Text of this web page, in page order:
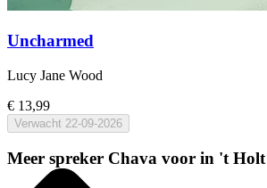
Uncharmed
Lucy Jane Wood
€ 13,99
Verwacht 22-09-2026
Meer spreker Chava voor in 't Holt